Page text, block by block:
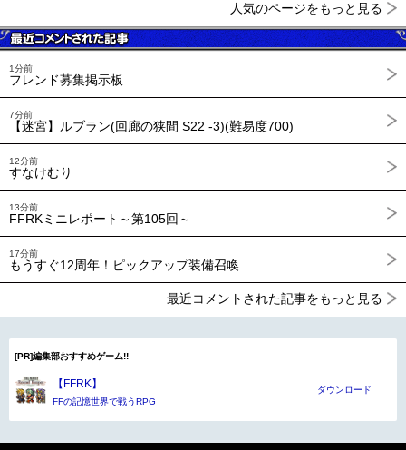
人気のページをもっと見る
1分前
フレンド募集掲示板
7分前
【迷宮】ルブラン(回廊の狭間 S22 -3)(難易度700)
12分前
すなけむり
13分前
FFRKミニレポート～第105回～
17分前
もうすぐ12周年！ピックアップ装備召喚
最近コメントされた記事をもっと見る
[PR]編集部おすすめゲーム!!
【FFRK】
FFの記憶世界で戦うRPG
ダウンロード